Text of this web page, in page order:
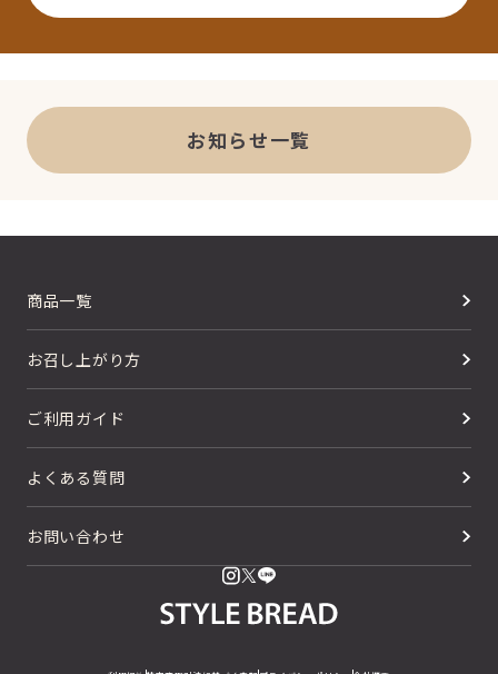
お知らせ一覧
商品一覧
お召し上がり方
ご利用ガイド
よくある質問
お問い合わせ